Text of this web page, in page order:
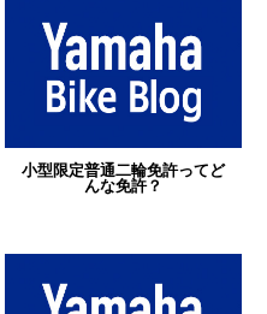
小型限定普通二輪免許ってど
んな免許？